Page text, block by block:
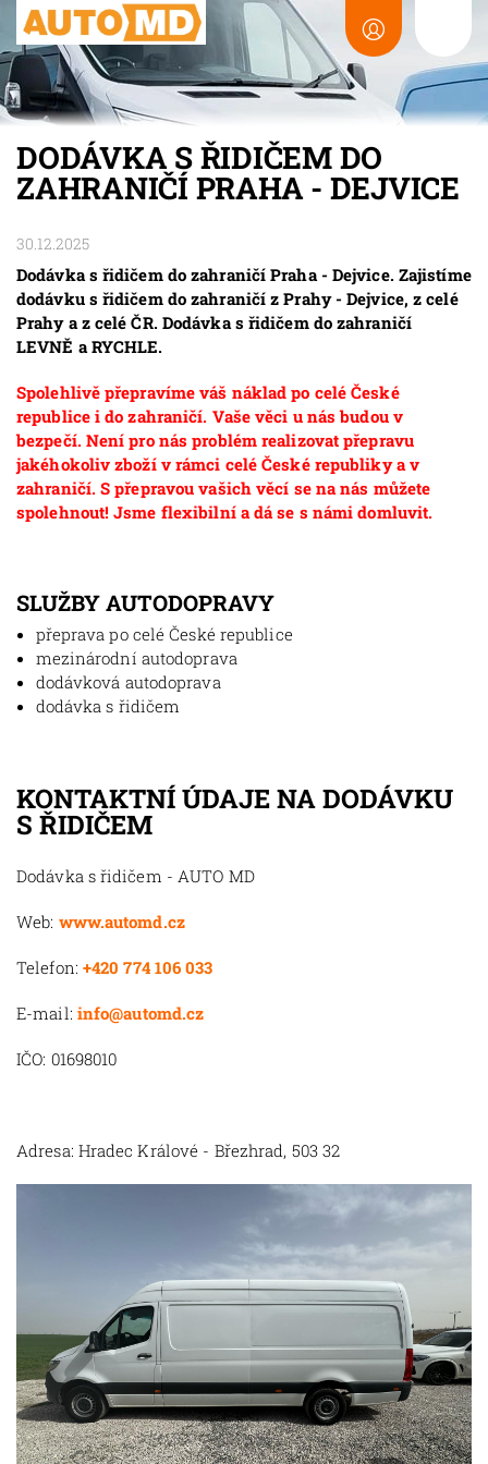
DODÁVKA S ŘIDIČEM DO
ZAHRANIČÍ PRAHA - DEJVICE
30.12.2025
Dodávka s řidičem do zahraničí Praha - Dejvice. Zajistíme
dodávku s řidičem do zahraničí z Prahy - Dejvice, z celé
Prahy a z celé ČR. Dodávka s řidičem do zahraničí
LEVNĚ a RYCHLE.
Spolehlivě přepravíme váš náklad po celé České
republice i do zahraničí. Vaše věci u nás budou v
bezpečí. Není pro nás problém realizovat přepravu
jakéhokoliv zboží v rámci celé České republiky a v
zahraničí. S přepravou vašich věcí se na nás můžete
spolehnout! Jsme flexibilní a dá se s námi domluvit.
SLUŽBY AUTODOPRAVY
přeprava po celé České republice
mezinárodní autodoprava
dodávková autodoprava
dodávka s řidičem
KONTAKTNÍ ÚDAJE NA DODÁVKU
S ŘIDIČEM
Dodávka s řidičem - AUTO MD
Web: www.automd.cz
Telefon: +420 774 106 033
E-mail: info@automd.cz
IČO: 01698010
Adresa: Hradec Králové - Březhrad, 503 32